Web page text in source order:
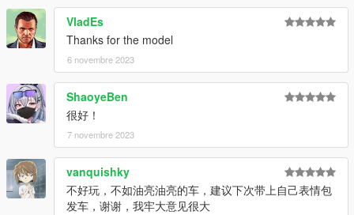
VladEs
Thanks for the model
6 novembre 2023
ShaoyeBen
很好！
7 novembre 2023
vanquishky
不好玩，不如油亮油亮的车，建议下次带上自己表情包
发车，谢谢，我牢大意见很大